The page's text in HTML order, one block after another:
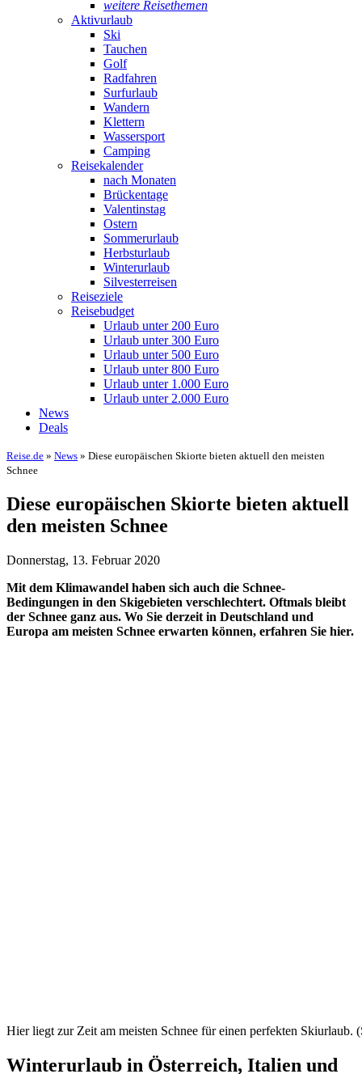
weitere Reisethemen
Aktivurlaub
Ski
Tauchen
Golf
Radfahren
Surfurlaub
Wandern
Klettern
Wassersport
Camping
Reisekalender
nach Monaten
Brückentage
Valentinstag
Ostern
Sommerurlaub
Herbsturlaub
Winterurlaub
Silvesterreisen
Reiseziele
Reisebudget
Urlaub unter 200 Euro
Urlaub unter 300 Euro
Urlaub unter 500 Euro
Urlaub unter 800 Euro
Urlaub unter 1.000 Euro
Urlaub unter 2.000 Euro
News
Deals
Reise.de » News » Diese europäischen Skiorte bieten aktuell den meisten
Schnee
Diese europäischen Skiorte bieten aktuell
den meisten Schnee
Donnerstag, 13. Februar 2020
Mit dem Klimawandel haben sich auch die Schnee-
Bedingungen in den Skigebieten verschlechtert. Oftmals bleibt
der Schnee ganz aus. Wo Sie derzeit in Deutschland und
Europa am meisten Schnee erwarten können, erfahren Sie hier.
Hier liegt zur Zeit am meisten Schnee für einen perfekten Skiurlaub.
Winterurlaub in Österreich, Italien und